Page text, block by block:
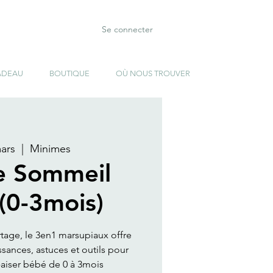
Se connecter
BOUTIQUE OÙ NOUS TROUVER
  |
Minimes
Sommeil
3mois)
le 3en1 marsupiaux offre
astuces et outils pour
bébé de 0 à 3mois